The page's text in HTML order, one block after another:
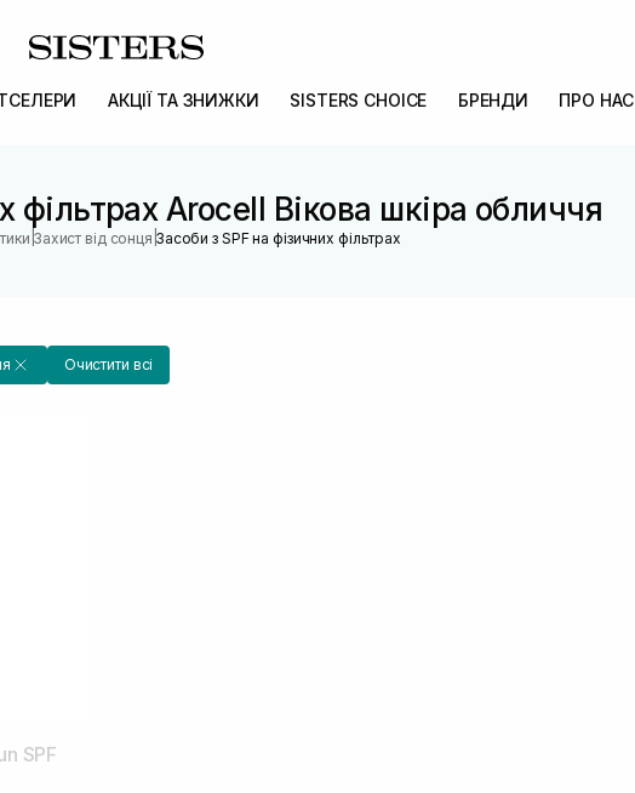
АКЦІЇ ТА ЗНИЖКИ SISTERS CHOICE БРЕНДИ ПРО НАС
фільтрах Arocell Вікова шкіра обличчя
|Захист від сонця |Засоби з SPF на фізичних фільтрах
Очистити всі
SPF